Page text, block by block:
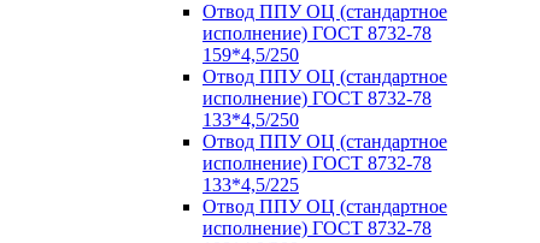
Отвод ППУ ОЦ (стандартное
исполнение) ГОСТ 8732-78
159*4,5/250
Отвод ППУ ОЦ (стандартное
исполнение) ГОСТ 8732-78
133*4,5/250
Отвод ППУ ОЦ (стандартное
исполнение) ГОСТ 8732-78
133*4,5/225
Отвод ППУ ОЦ (стандартное
исполнение) ГОСТ 8732-78